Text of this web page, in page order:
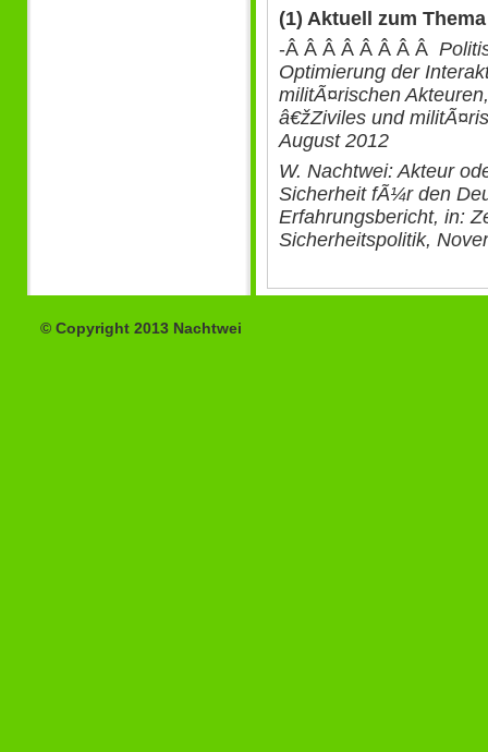
(1) Aktuell zum Thema
-Â Â Â Â Â Â Â Â
Optimierung der
militÃ¤rischen
â€žZiviles und
August 2012
W. Nachtwei: Akteur
Sicherheit fÃ¼r den
Erfahrungsbericht, in:
Sicherheitspolitik,
© Copyright 2013 Nachtwei